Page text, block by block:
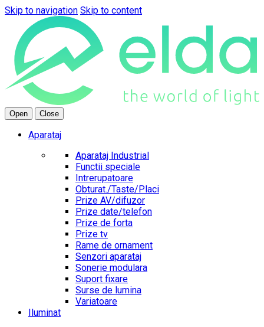
Skip to navigation Skip to content
Open Close
Aparataj
Aparataj Industrial
Functii speciale
Intrerupatoare
Obturat./Taste/Placi
Prize AV/difuzor
Prize date/telefon
Prize de forta
Prize tv
Rame de ornament
Senzori aparataj
Sonerie modulara
Suport fixare
Surse de lumina
Variatoare
Iluminat